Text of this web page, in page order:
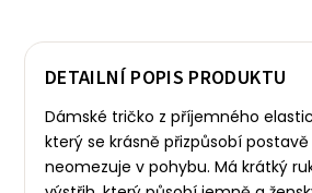
DETAILNÍ POPIS PRODUKTU
Dámské tričko z příjemného
který se krásně přizpůsobí
neomezuje v pohybu. Má krátký